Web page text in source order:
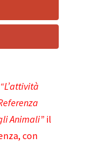
“L’attività
Animali”il
con